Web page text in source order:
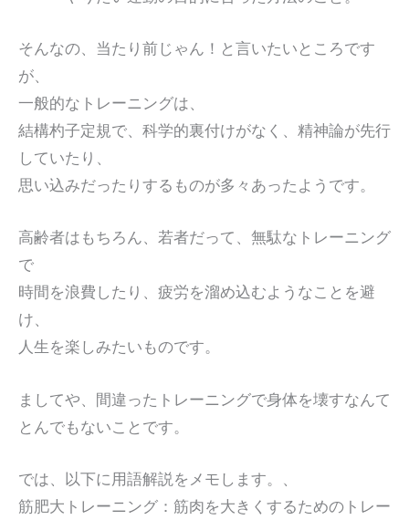
そんなの、当たり前じゃん！と言いたいところです
が、
一般的なトレーニングは、
結構杓子定規で、科学的裏付けがなく、精神論が先行
していたり、
思い込みだったりするものが多々あったようです。
高齢者はもちろん、若者だって、無駄なトレーニング
で
時間を浪費したり、疲労を溜め込むようなことを避
け、
人生を楽しみたいものです。
ましてや、間違ったトレーニングで身体を壊すなんて
とんでもないことです。
では、以下に用語解説をメモします。、
筋肥大トレーニング：筋肉を大きくするためのトレー